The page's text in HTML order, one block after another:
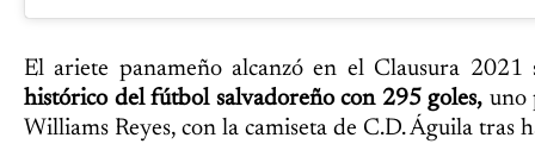
El ariete panameño alcanzó en el Clausura
histórico del fútbol salvadoreño con 295 goles, uno
Williams Reyes, con la camiseta de C.D. Águila tras